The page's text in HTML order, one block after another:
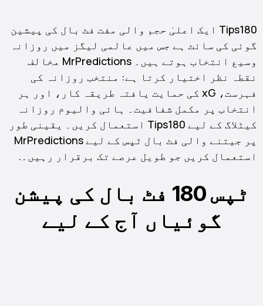
Tips180 ایک اعلیٰ حجم والی مفت فٹ بال کی پیشین
گوئی کی سائٹ ہے جس میں عالمی لیگز میں روزانہ
وسیع انتخاب ہوتے ہیں۔ MrPredictions مخالف
نقطہ نظر اختیار کرتا ہے: منتخب روزانہ کی
فہرست، xG کی حمایت یافتہ طریقہ کار، اور ہر
انتخاب پر مکمل شفافیت۔ ہائی والیوم روزانہ
کیٹلاگ کے لیے Tips180 استعمال کریں۔ یقینی طور
پر جیتنے والی فٹ بال ٹپس کے لیے MrPredictions
استعمال کریں جو طویل عرصے تک برقرار رہیں۔.
ٹپس 180 فٹ بال کی پیشن
گوئیاں آج کے لیے